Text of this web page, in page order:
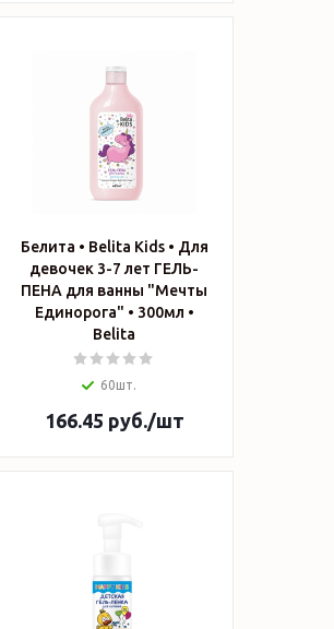
Белита • Belita Kids • Для
девочек 3-7 лет ГЕЛЬ-
ПЕНА для ванны "Мечты
Единорога" • 300мл •
Belita
60шт.
166.45 руб./шт